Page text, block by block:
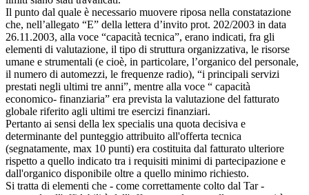
Il punto dal quale è necessario muovere riposa nella constatazione
che, nell’allegato “E” della lettera d’invito prot. 202/2003 in data
26.11.2003, alla voce “capacità tecnica”, erano indicati, fra gli
elementi di valutazione, il tipo di struttura organizzativa, le risorse
umane e strumentali (e cioè, in particolare, l’organico del personale,
il numero di automezzi, le frequenze radio), “i principali servizi
prestati negli ultimi tre anni”, mentre alla voce “ capacità
economico- finanziaria” era prevista la valutazione del fatturato
globale riferito agli ultimi tre esercizi finanziari.
Pertanto ai sensi della lex specialis una quota decisiva e
determinante del punteggio attribuito all'offerta tecnica
(segnatamente, max 10 punti) era costituita dal fatturato ulteriore
rispetto a quello indicato tra i requisiti minimi di partecipazione e
dall'organico disponibile oltre a quello minimo richiesto.
Si tratta di elementi che - come correttamente colto dal Tar -